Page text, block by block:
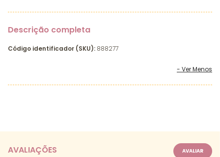
Descrição completa
Código identificador (SKU): 888277
AVALIAÇÕES